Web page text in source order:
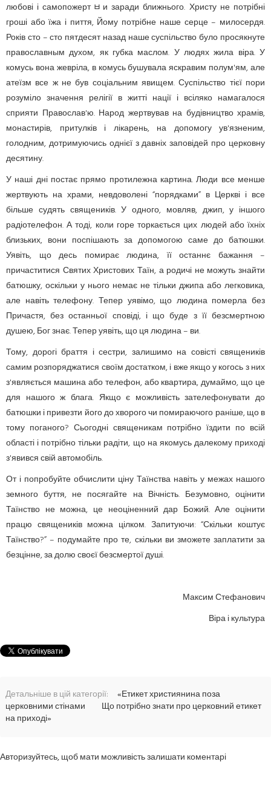
любові і самопожертﾲи заради ближнього. Христу не потрібні
гроші або їжа і пиття, Йому потрібне наше серце – милосердя.
Років сто – сто пятдесят назад наше суспільство було просякнуте
православным духом, як губка маслом. У людях жила віра. У
комусь вона жевріла, в комусь бушувала яскравим полум'ям, але
атеїзм все ж не був соціальним явищем. Суспільство тієї пори
розуміло значення релігії в житті нації і всіляко намагалося
сприяти Православ'ю. Народ жертвував на будівництво храмів,
монастирів, притулків і лікарень, на допомогу ув'язненим,
голодним, дотримуючись однієї з давніх заповідей про церковну
десятину.
У наші дні постає прямо протилежна картина. Люди все менше
жертвують на храми, невдоволені “порядками” в Церкві і все
більше судять священиків. У одного, мовляв, джип, у іншого
радіотелефон. А тоді, коли горе торкається цих людей або їхніх
близьких, вони поспішають за допомогою саме до батюшки.
Уявіть, що десь помирає людина, її останнє бажання –
причаститися Святих Христових Таїн, а родичі не можуть знайти
батюшку, оскільки у нього немає не тільки джипа або легковика,
але навіть телефону. Тепер уявімо, що людина померла без
Причастя, без останньої сповіді, і що буде з її безсмертною
душею, Бог знає. Тепер уявіть, що ця людина – ви.
Тому, дорогі браття і сестри, залишимо на совісті священиків
самим розпоряджатися своїм достатком, і вже якщо у когось з них
з'являється машина або телефон, або квартира, думаймо, що це
для нашого ж блага. Якщо є можливість зателефонувати до
батюшки і привезти його до хворого чи помираючого раніше, що в
тому поганого? Сьогодні священикам потрібно їздити по всій
області і потрібно тільки радіти, що на якомусь далекому приході
з'явився свій автомобіль.
От і попробуйте обчислити ціну Таїнства навіть у межах нашого
земного буття, не посягайте на Вічність. Безумовно, оцінити
Таїнство не можна, це неоціненний дар Божий. Але оцінити
працю священиків можна цілком. Запитуючи: “Скільки коштує
Таїнство?” – подумайте про те, скільки ви зможете заплатити за
безцінне, за долю своєї безсмертої душі.
Максим Стефанович
Віра і культура
Детальніше в цій категорії:
«Етикет християнина поза
церковними стінами
Що потрібно знати про церковний етикет
на приході»
Авторизуйтесь, щоб мати можливість залишати коментарі